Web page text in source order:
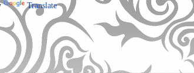
Translate